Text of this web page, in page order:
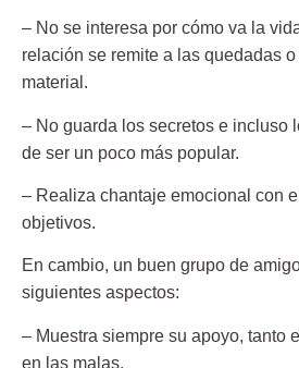
– No se interesa por cómo va la
relación se remite a las quedadas
material.
– No guarda los secretos e incluso
de ser un poco más popular.
– Realiza chantaje emocional con
objetivos.
En cambio, un buen grupo de
siguientes aspectos:
– Muestra siempre su apoyo, tanto
en las malas.